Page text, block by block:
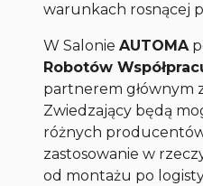
warunkach rosnącej
W SalonieAUTOMA
Robotów
partnerem głównym
Zwiedzający będą
różnych
zastosowanie w
od montażu po